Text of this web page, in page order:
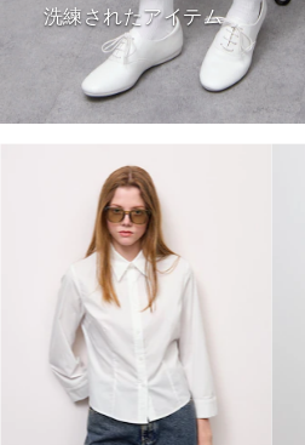
洗練されたアイテム